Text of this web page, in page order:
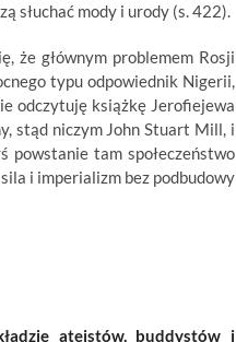
słuchać mody i urody (s. 422).
że głównym problemem Rosji
typu odpowiednik Nigerii,
odczytuję książkę Jerofiejewa
stąd niczym John Stuart Mill, i
tam społeczeństwo
i imperializm bez podbudowy
ateistów, buddystów i